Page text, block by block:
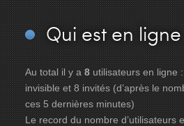
Qui est en ligne
Au total il y a8 utilisateurs en ligne
invisible et 8 invités (d’après le
ces 5 dernières minutes)
Le record du nombre d’utilisateurs